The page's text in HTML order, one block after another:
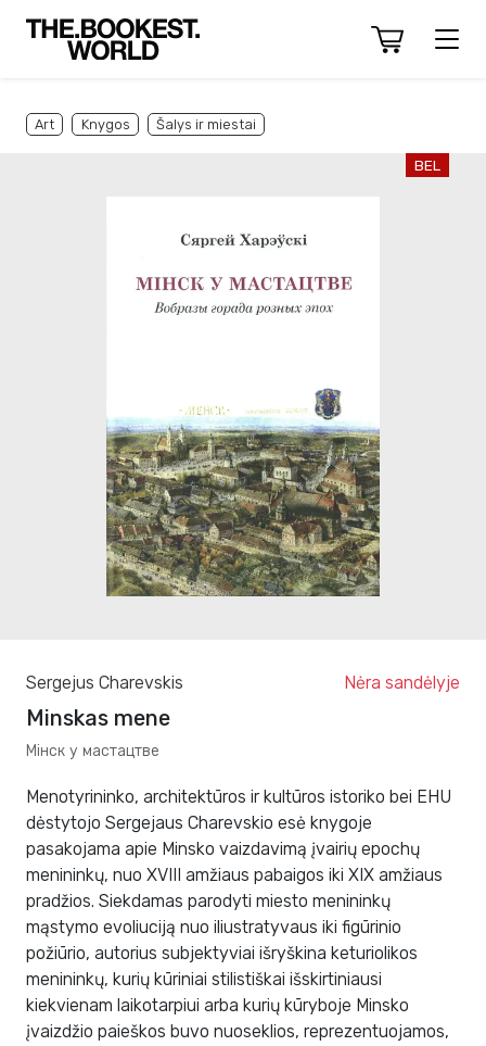
Art Knygos Šalys ir miestai
BEL
Sergejus Charevskis Nėra sandėlyje
Minskas mene
Мінск у мастацтве
Menotyrininko, architektūros ir kultūros istoriko bei EHU
dėstytojo Sergejaus Charevskio esė knygoje
pasakojama apie Minsko vaizdavimą įvairių epochų
menininkų, nuo XVIII amžiaus pabaigos iki XIX amžiaus
pradžios. Siekdamas parodyti miesto menininkų
mąstymo evoliuciją nuo iliustratyvaus iki figūrinio
požiūrio, autorius subjektyviai išryškina keturiolikos
menininkų, kurių kūriniai stilistiškai išskirtiniausi
kiekvienam laikotarpiui arba kurių kūryboje Minsko
įvaizdžio paieškos buvo nuoseklios, reprezentuojamos,